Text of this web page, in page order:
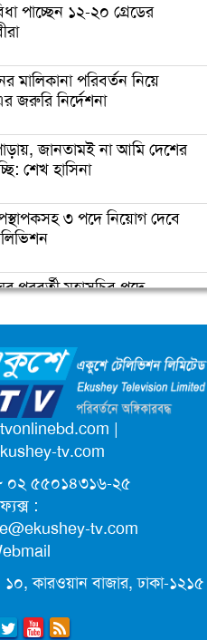
ধামাচাপা দিতে ভাস্কর্যবিরোধী
আমন্ত্রণ
চলছে এলিভেটেড
চাচী শেখ রাজিয়া নাসের আর
পাচ্ছেন ১২-২০ গ্রেডের
মালিকানা পরিবর্তন নিয়ে
জরুরি নির্দেশনা
জানতামই না আমি দেশের
শেখ হাসিনা
৩ পদে নিয়োগ দেবে
পরবর্তী মহাসচিব পদে
অ্যাম্বাসেডর নিয়োগ দিচ্ছে একুশে
সচিব হলেন ২ কর্মকর্তা
মাধ্যমে সন্তান ফিরে পেল
মা জুঁই
দাম কমলো লিটারে ১৯ টাকা
কমে জুনে ৯ দশমিক ১৬ শতাংশ
|
tv.com
০২ ৫৫০১৪৩১৬-২৫
ফ্যক্স :
tv.com
১০, কারওয়ান বাজার, ঢাকা-১২১৫